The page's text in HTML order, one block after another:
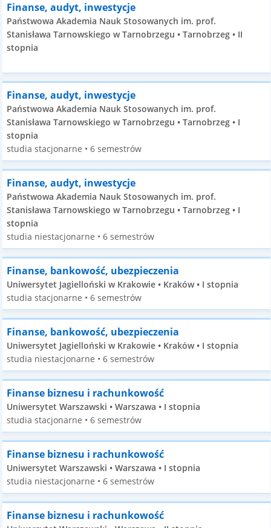
Finanse, audyt, inwestycje
Państwowa Akademia Nauk Stosowanych im. prof.
Stanisława Tarnowskiego w Tarnobrzegu • Tarnobrzeg • II
stopnia
Finanse, audyt, inwestycje
Państwowa Akademia Nauk Stosowanych im. prof.
Stanisława Tarnowskiego w Tarnobrzegu • Tarnobrzeg • I
stopnia
studia stacjonarne • 6 semestrów
Finanse, audyt, inwestycje
Państwowa Akademia Nauk Stosowanych im. prof.
Stanisława Tarnowskiego w Tarnobrzegu • Tarnobrzeg • I
stopnia
studia niestacjonarne • 6 semestrów
Finanse, bankowość, ubezpieczenia
Uniwersytet Jagielloński w Krakowie • Kraków • I stopnia
studia stacjonarne • 6 semestrów
Finanse, bankowość, ubezpieczenia
Uniwersytet Jagielloński w Krakowie • Kraków • I stopnia
studia niestacjonarne • 6 semestrów
Finanse biznesu i rachunkowość
Uniwersytet Warszawski • Warszawa • I stopnia
studia stacjonarne • 6 semestrów
Finanse biznesu i rachunkowość
Uniwersytet Warszawski • Warszawa • I stopnia
studia niestacjonarne • 6 semestrów
Finanse biznesu i rachunkowość